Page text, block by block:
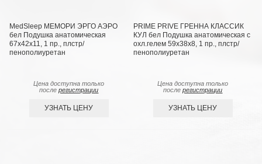
MedSleep МЕМОРИ ЭРГО АЭРО
бел Подушка анатомическая
67x42x11, 1 пр., плстр/
пенополиуретан
Цена доступна только
послерегистрации
УЗНАТЬ ЦЕНУ
PRIME PRIVE ГРЕННА КЛАССИК
КУЛ бел Подушка анатомическая с
охл.гелем 59х38х8, 1 пр., плстр/
пенополиуретан
Цена доступна только
послерегистрации
УЗНАТЬ ЦЕНУ